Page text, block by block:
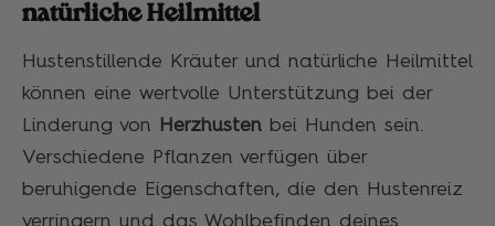
natürliche Heilmittel
Hustenstillende Kräuter und natürliche Heilmittel
können eine wertvolle Unterstützung bei der
Linderung von
Herzhusten bei Hunden sein.
Verschiedene Pflanzen verfügen über
beruhigende Eigenschaften, die den Hustenreiz
verringern und das Wohlbefinden deines